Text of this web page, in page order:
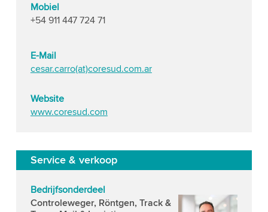
Mobiel
+54 911 447 724 71
E-Mail
cesar.carro(at)coresud.com.ar
Website
www.coresud.com
Service & verkoop
Bedrijfsonderdeel
Controleweger, Röntgen, Track &